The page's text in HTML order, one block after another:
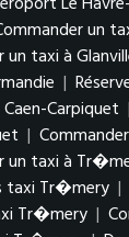
un
un taxi à
|
Carpiquet |
|
un taxi à
taxi Tr�mery |
Tr�mery |